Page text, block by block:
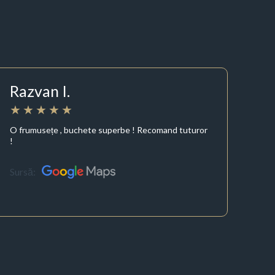
Razvan I.
O frumusețe , buchete superbe ! Recomand tuturor
!
Sursă: